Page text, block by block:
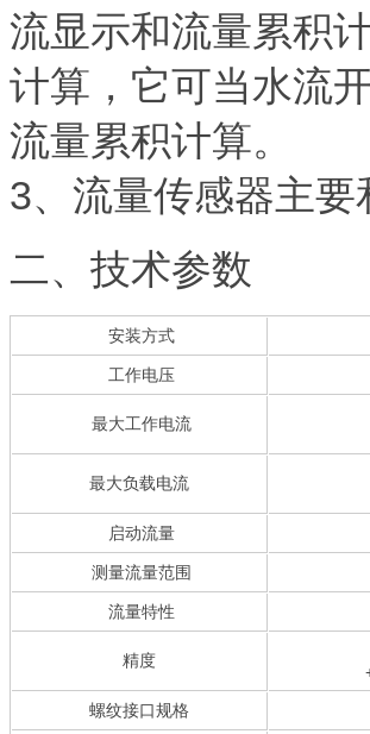
流显示和流量累积
计算，它可当水流
流量累积计算。
3、流量传感器主
二、技术参数
安装方式
工作电压
最大工作电流
最大负载电流
启动流量
测量流量范围
流量特性
精度
螺纹接口规格